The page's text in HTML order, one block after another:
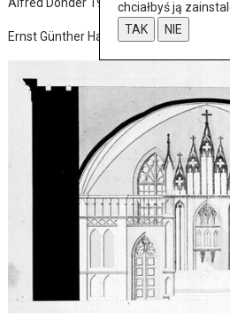
Alfred Donder 1939-1943,
Ernst Günther Haß 1943-1945 (ostatni
chciałbyś ją
TAK
NIE